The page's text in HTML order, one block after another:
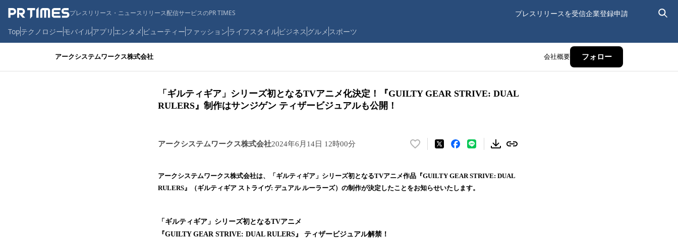
プレスリリース・ニュースリリース配信サービスのPR TIMES プレスリリースを受信企業登録申請
Topテクノロジーモバイルアプリ エンタメ ビューティーファッションライフスタイルビジネス グルメ スポーツ
アークシステムワークス株式会社 会社概要 フォロー
「ギルティギア」シリーズ初となるTVアニメ化決定！『GUILTY GEAR STRIVE: DUAL
RULERS』制作はサンジゲン ティザービジュアルも公開！
アークシステムワークス株式会社2024年6月14日 12時00分
い
！
数
アークシステムワークス株式会社は、「ギルティギア」シリーズ初となるTVアニメ作品『GUILTY GEAR STRIVE: DUAL
RULERS』（ギルティギア ストライヴ: デュアル ルーラーズ）の制作が決定したことをお知らせいたします。
「ギルティギア」シリーズ初となるTVアニメ
『GUILTY GEAR STRIVE: DUAL RULERS』 ティザービジュアル解禁！